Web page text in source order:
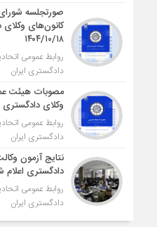
صورتجلسه
کانون‌های
۱۴۰۴/۱۰/۱۸
روابط عمومی
دادگستری ایران
مصوبات هیئت
وکلای دادگستری
روابط عمومی
دادگستری ایران
دادگستری اعلام
روابط عمومی
دادگستری ایران